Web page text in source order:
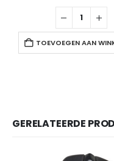
TOEVOEGEN AAN
GERELATEERDE